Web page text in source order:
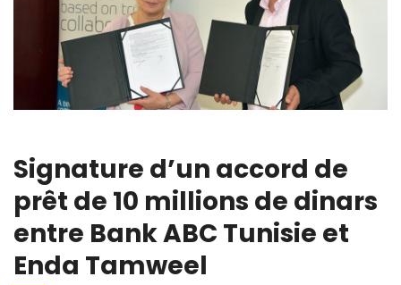
Signature d’un accord de
prêt de 10 millions de dinars
entre Bank ABC Tunisie et
Enda Tamweel